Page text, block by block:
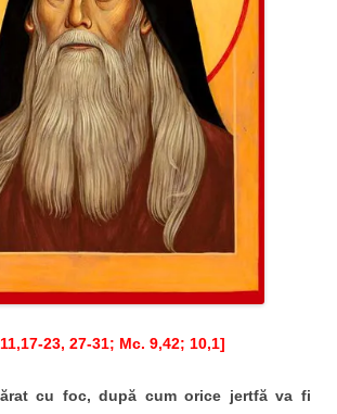
23, 27-31; Mc. 9,42; 10,1]
cu foc, după cum orice jertfă va fi